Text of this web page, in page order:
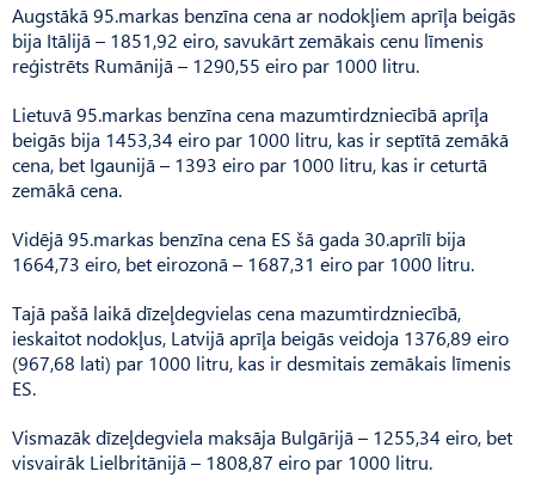
Augstākā 95.markas benzīna cena ar nodokļiem aprīļa beigās
bija Itālijā – 1851,92 eiro, savukārt zemākais cenu līmenis
reģistrēts Rumānijā – 1290,55 eiro par 1000 litru.
Lietuvā 95.markas benzīna cena mazumtirdzniecībā aprīļa
beigās bija 1453,34 eiro par 1000 litru, kas ir septītā zemākā
cena, bet Igaunijā – 1393 eiro par 1000 litru, kas ir ceturtā
zemākā cena.
Vidējā 95.markas benzīna cena ES šā gada 30.aprīlī bija
1664,73 eiro, bet eirozonā – 1687,31 eiro par 1000 litru.
Tajā pašā laikā dīzeļdegvielas cena mazumtirdzniecībā,
ieskaitot nodokļus, Latvijā aprīļa beigās veidoja 1376,89 eiro
(967,68 lati) par 1000 litru, kas ir desmitais zemākais līmenis
ES.
Vismazāk dīzeļdegviela maksāja Bulgārijā – 1255,34 eiro, bet
visvairāk Lielbritānijā – 1808,87 eiro par 1000 litru.